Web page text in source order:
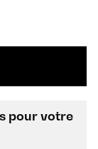
pour votre